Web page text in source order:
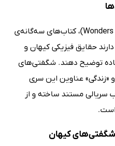
مجموعه‌ی شگفتی‌ها (Wonders Series)، کتاب‌های سه‌گانه‌ی
حقایق فیزیکی کیهان و
توضیح دهند. شگفتی‌های
عناوین این سری
سریالی مستند ساخته و از
شگفتی‌های کیهان